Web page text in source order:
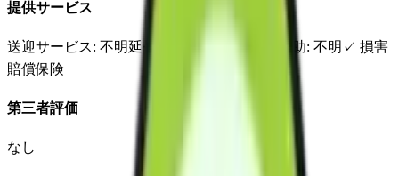
提供サービス
送迎サービス: 不明延長サービス 自宅援助: 不明 ✓ 損害
賠償保険
第三者評価
なし